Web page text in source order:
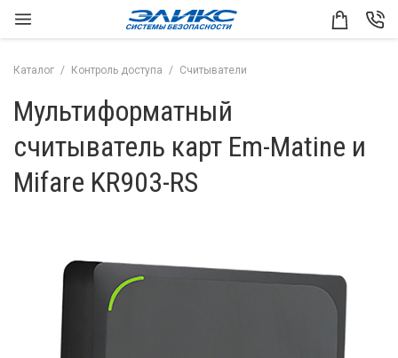
Каталог Контроль доступа Считыватели
Мультиформатный
считыватель карт Em-Matine и
Mifare KR903-RS